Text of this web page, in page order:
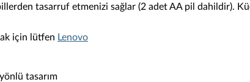
tasarruf etmenizi sağlar (2 adet AA pil dahildir).
için lütfen Lenovo
tasarım